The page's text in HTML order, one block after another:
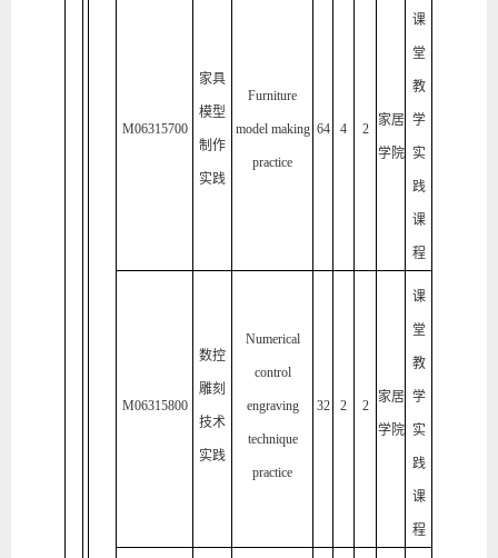
M06315700
家具
模型
制作
实践
Furniture
model making
practice
64 4 2
家居
学院
课
堂
教
学
实
践
课
程
M06315800
数控
雕刻
技术
实践
Numerical
control
engraving
technique
practice
32 2 2
家居
学院
课
堂
教
学
实
践
课
程